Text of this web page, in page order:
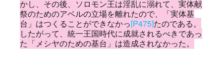
かし、その後、ソロモン王は淫乱に溺れて、実体献
祭のためのアベルの立場を離れたので、「実体基
台」はつくることができなかっ[P475]たのである。
したがって、統一王国時代に成就されるべきであっ
た「メシヤのための基台」は造成されなかった。